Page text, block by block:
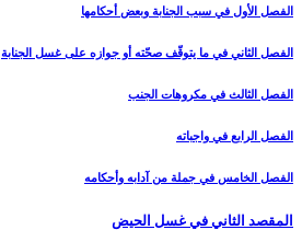
الفصل الأول في سبب الجنابة وبعض أحكامها
الفصل الثاني في ما يتوقّف صحّته أو جوازه على غسل الجنابة
الفصل الثالث في مكروهات الجنب‏
الفصل الرابع في واجباته
الفصل الخامس في جملة من آدابه وأحكامه‏
المقصد الثاني في غسل الحيض‏